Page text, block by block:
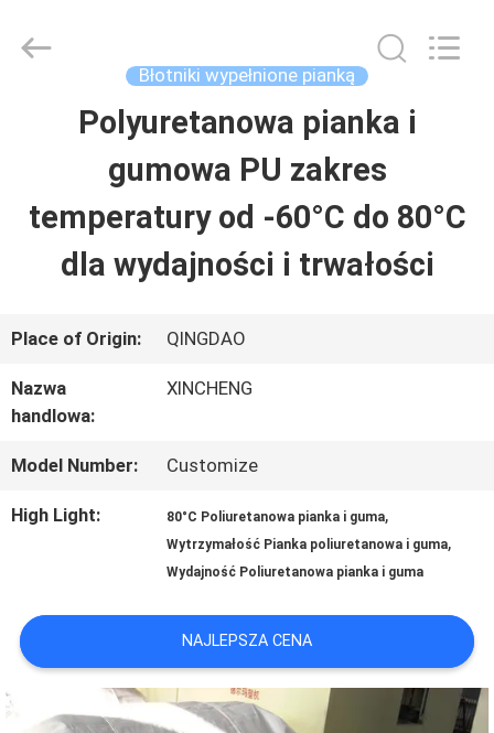
PRODUKTY
POKAZ
VR
O
NAS
WYCIECZKA
FABRYCE
KONTROLA
Rubber
Products
Błotniki wypełnione pianką
Polyuretanowa pianka i
gumowa PU zakres
temperatury od -60°C do 80°C
dla wydajności i trwałości
Place of Origin: QINGDAO
Nazwa
handlowa:
XINCHENG
Model Number: Customize
High Light: 80°C Poliuretanowa pianka i guma,
Wytrzymałość Pianka poliuretanowa i guma,
Wydajność Poliuretanowa pianka i guma
NAJLEPSZA CENA